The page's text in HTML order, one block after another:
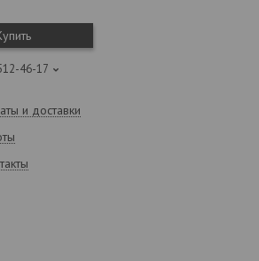
46-17
и доставки